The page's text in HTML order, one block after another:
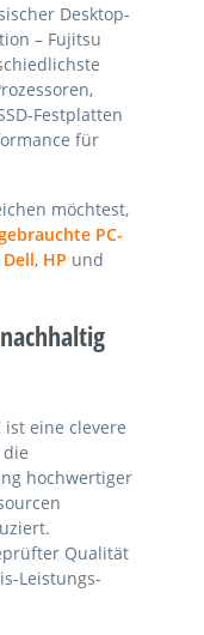
Desktop-
– Fujitsu
Festplatten
für
möchtest,
PC-
Dell, HP und
eine clevere
hochwertiger
Qualität
Leistungs-